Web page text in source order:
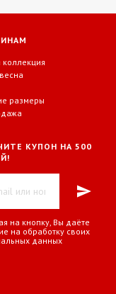
коллекция
размеры
КУПОН НА 500
на кнопку, Вы даёте
на обработку своих
данных